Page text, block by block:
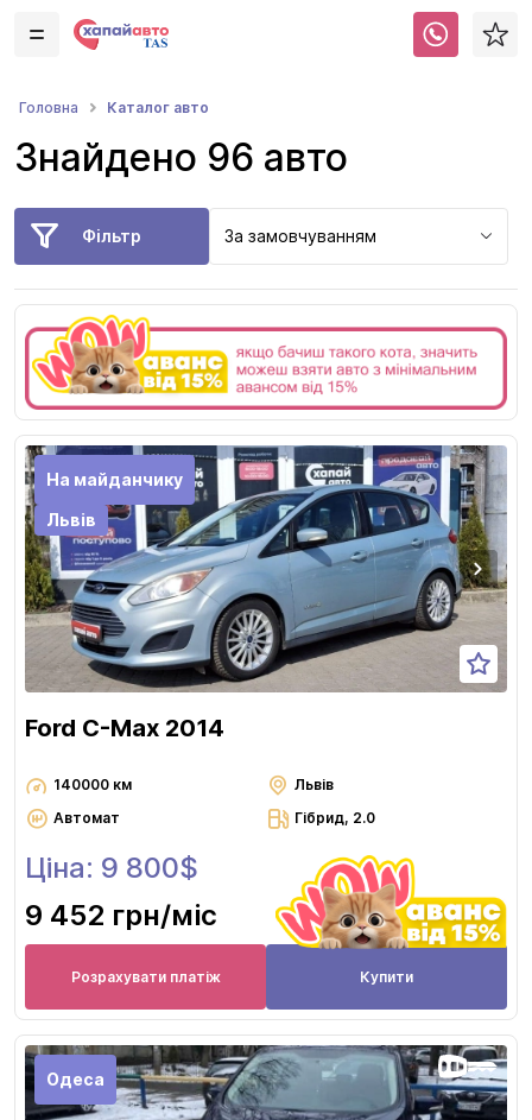
Головна Каталог авто
Знайдено 96 авто
Фільтр За замовчуванням
На майданчику
Львів
Ford C-Max 2014
140000 км
Львів
Автомат
Гібрид, 2.0
Ціна: 9 800$
9 452 грн/міс
Розрахувати платіж Купити
Одеса